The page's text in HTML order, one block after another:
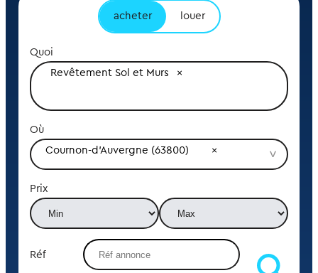
acheter louer
Quoi
Revêtement Sol et Murs
Où
Cournon-d'Auvergne (63800)
Prix
Réf